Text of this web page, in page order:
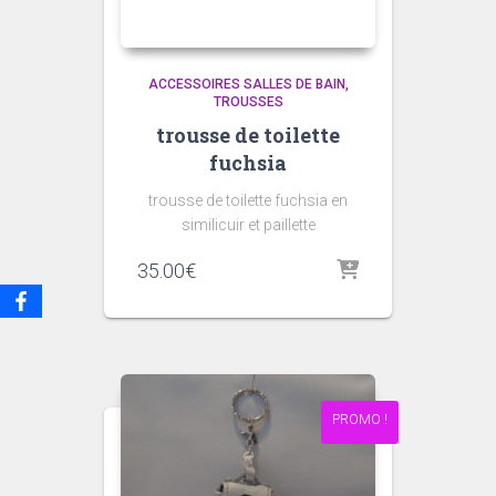
ACCESSOIRES SALLES DE BAIN
TROUSSES
trousse de toilette
fuchsia
trousse de toilette fuchsia en
similicuir et paillette
35.00€
PROMO !